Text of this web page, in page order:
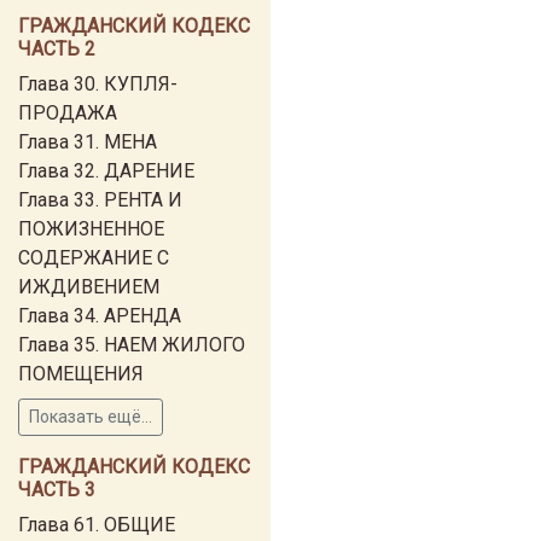
ГРАЖДАНСКИЙ КОДЕКС
ЧАСТЬ 2
Глава 30. КУПЛЯ-
ПРОДАЖА
Глава 31. МЕНА
Глава 32. ДАРЕНИЕ
Глава 33. РЕНТА И
ПОЖИЗНЕННОЕ
СОДЕРЖАНИЕ С
ИЖДИВЕНИЕМ
Глава 34. АРЕНДА
Глава 35. НАЕМ ЖИЛОГО
ПОМЕЩЕНИЯ
Показать ещё...
ГРАЖДАНСКИЙ КОДЕКС
ЧАСТЬ 3
Глава 61. ОБЩИЕ